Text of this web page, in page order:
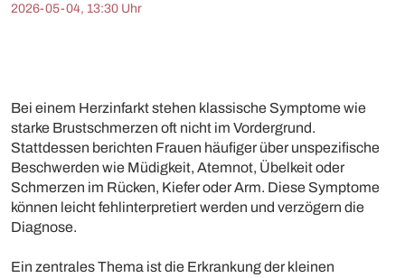
2026-05-04, 13:30 Uhr
Bei einem Herzinfarkt stehen klassische Symptome wie
starke Brustschmerzen oft nicht im Vordergrund.
Stattdessen berichten Frauen häufiger über unspezifische
Beschwerden wie Müdigkeit, Atemnot, Übelkeit oder
Schmerzen im Rücken, Kiefer oder Arm. Diese Symptome
können leicht fehlinterpretiert werden und verzögern die
Diagnose.
Ein zentrales Thema ist die Erkrankung der kleinen